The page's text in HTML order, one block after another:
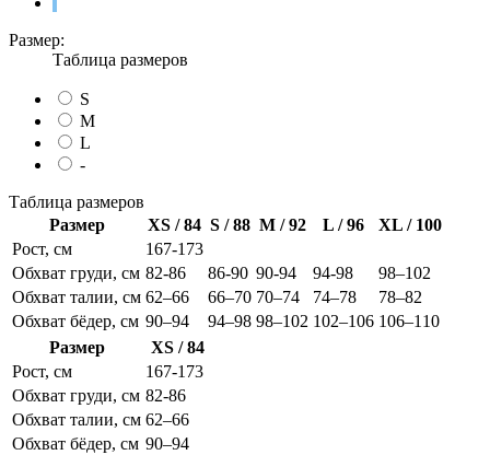
Размер:
Таблица размеров
S
M
L
-
Таблица размеров
Размер
XS / 84 S / 88 M / 92 L / 96
XL / 100
Рост, см
167-173
Обхват груди, см 82-86 86-90 90-94 94-98
98–102
Обхват талии, см 62–66 66–70 70–74 74–78
78–82
Обхват бёдер, см 90–94 94–98 98–102 102–106 106–110
Размер
XS / 84
Рост, см
167-173
Обхват груди, см 82-86
Обхват талии, см 62–66
Обхват бёдер, см 90–94